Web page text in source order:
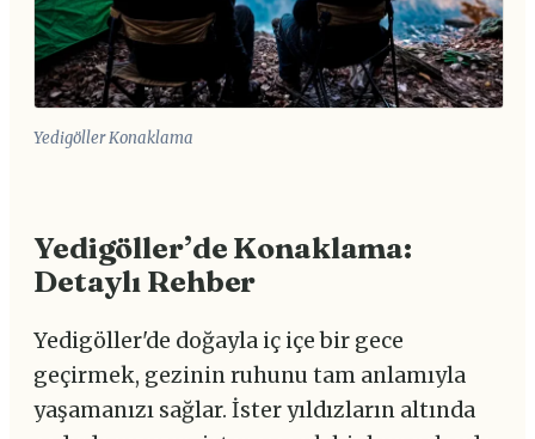
Yedigöller Konaklama
Yedigöller’de Konaklama:
Detaylı Rehber
Yedigöller'de doğayla iç içe bir gece
geçirmek, gezinin ruhunu tam anlamıyla
yaşamanızı sağlar. İster yıldızların altında